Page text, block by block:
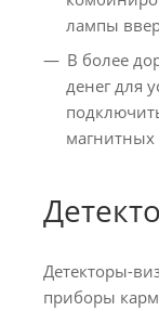
лампы
В более
денег для
Детекторы-
приборы